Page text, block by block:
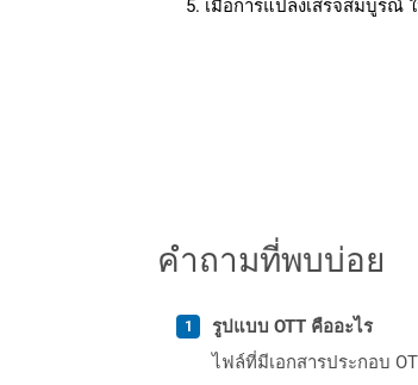
เมื่อการแปลงเสร็จสมบูรณ์
คำถามที่พบบ่อย
รูปแบบ OTT คืออะไร
ไฟล์ที่มีเอกสารประกอบ